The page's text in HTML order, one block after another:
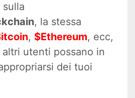
sulla
, la stessa
, $Ethereum, ecc,
utenti possano in
dei tuoi